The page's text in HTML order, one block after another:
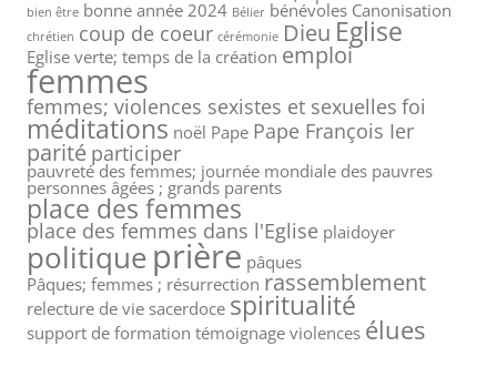
bien être bonne année 2024 Bélier bénévoles Canonisation
chrétien coup de coeur cérémonie Dieu Eglise
Eglise verte; temps de la création emploi
femmes
femmes; violences sexistes et sexuelles foi
méditations noël Pape Pape François Ier
parité participer
pauvreté des femmes; journée mondiale des pauvres
personnes âgées ; grands parents
place des femmes
place des femmes dans l'Eglise plaidoyer
politique prière pâques
Pâques; femmes ; résurrection rassemblement
relecture de vie sacerdoce spiritualité
support de formation témoignage violences élues